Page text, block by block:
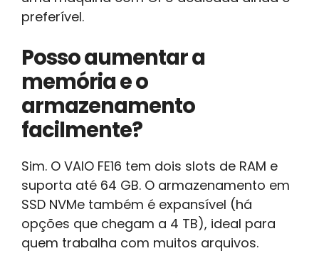
preferível.
Posso aumentar a
memória e o
armazenamento
facilmente?
Sim. O VAIO FE16 tem dois slots de RAM e
suporta até 64 GB. O armazenamento em
SSD NVMe também é expansível (há
opções que chegam a 4 TB), ideal para
quem trabalha com muitos arquivos.